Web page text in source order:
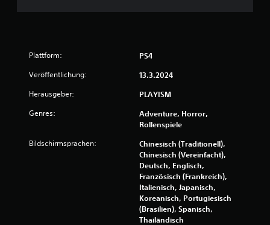
n
5
S
Plattform: PS4
Veröffentlichung: 13.3.2024
Herausgeber: PLAYISM
Genres:
Adventure, Horror,
Rollenspiele
Bildschirmsprachen:
Chinesisch (Traditionell),
Chinesisch (Vereinfacht),
Deutsch, Englisch,
Französisch (Frankreich),
Italienisch, Japanisch,
Koreanisch, Portugiesisch
(Brasilien), Spanisch,
Thailändisch